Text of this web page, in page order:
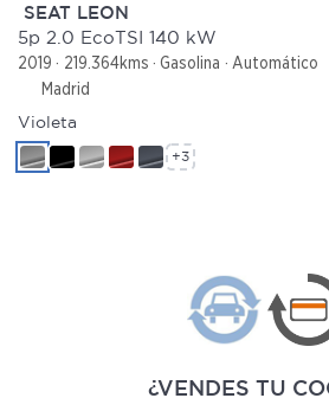
SEAT LEON
5p 2.0 EcoTSI 140 kW
2019 219.364kms Gasolina
Automático
Madrid
Violeta
+3
¿VENDES TU